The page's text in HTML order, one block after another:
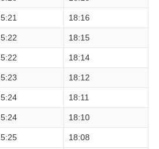
5:21 18:16
5:22 18:15
5:22 18:14
5:23 18:12
5:24 18:11
5:24 18:10
5:25 18:08